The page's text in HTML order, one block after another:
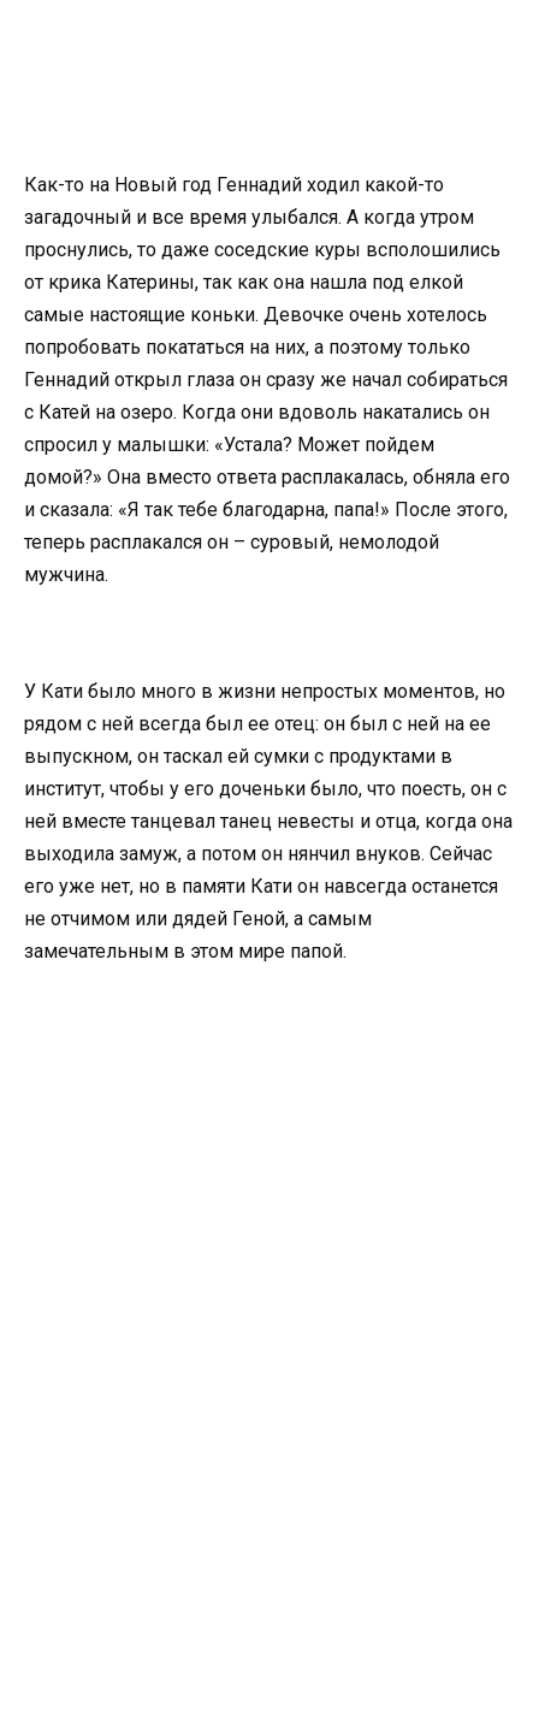
Как-то на Новый год Геннадий ходил какой-то
загадочный и все время улыбался. А когда утром
проснулись, то даже соседские куры всполошились
от крика Катерины, так как она нашла под елкой
самые настоящие коньки. Девочке очень хотелось
попробовать покататься на них, а поэтому только
Геннадий открыл глаза он сразу же начал собираться
с Катей на озеро. Когда они вдоволь накатались он
спросил у малышки: «Устала? Может пойдем
домой?» Она вместо ответа расплакалась, обняла его
и сказала: «Я так тебе благодарна, папа!» После этого,
теперь расплакался он – суровый, немолодой
мужчина.
У Кати было много в жизни непростых моментов, но
рядом с ней всегда был ее отец: он был с ней на ее
выпускном, он таскал ей сумки с продуктами в
институт, чтобы у его доченьки было, что поесть, он с
ней вместе танцевал танец невесты и отца, когда она
выходила замуж, а потом он нянчил внуков. Сейчас
его уже нет, но в памяти Кати он навсегда останется
не отчимом или дядей Геной, а самым
замечательным в этом мире папой.